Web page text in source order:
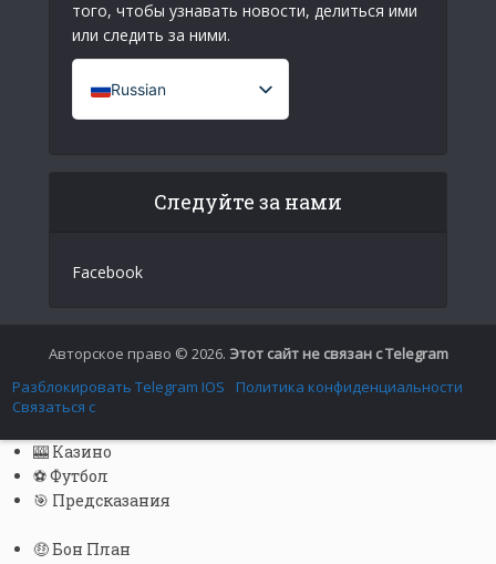
того, чтобы узнавать новости, делиться ими
или следить за ними.
Russian
French (France)
Spanish
Chinese
Следуйте за нами
Facebook
Авторское право © 2026. Этот сайт не связан с Telegram
Разблокировать Telegram IOS
Политика конфиденциальности
Связаться с
🎰 Казино
⚽ Футбол
🎯 Предсказания
🤑 Бон План